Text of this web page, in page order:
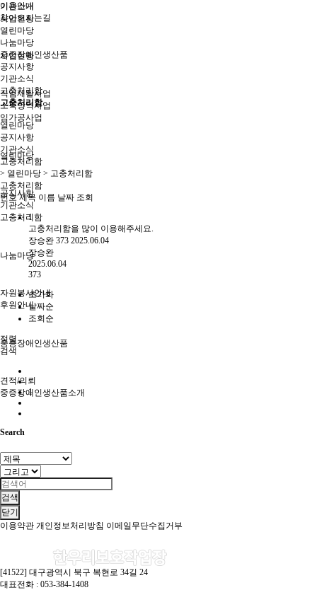
이용안내
찾아오시는길
사업현황
직업재활사업
소독방역사업
임가공사업
열린마당
공지사항
기관소식
고충처리함
나눔마당
자원봉사안내
후원안내
중증장애인생산품
견적/의뢰
중증장애인생산품소개
기관소개
사업현황
열린마당
나눔마당
중증장애인생산품
공지사항
기관소식
고충처리함
고충처리함
열린마당
공지사항
기관소식
고충처리함
> 열린마당 > 고충처리함
고충처리함
번호 제목 이름 날짜 조회
1
고충처리함을 많이 이용해주세요.
장승완 373 2025.06.04
장승완
2025.06.04
373
초기화
날짜순
조회순
정렬
검색
1
Search
검색
닫기
이용약관 개인정보처리방침 이메일무단수집거부
[41522] 대구광역시 북구 복현로 34길 24
대표전화 : 053-384-1408